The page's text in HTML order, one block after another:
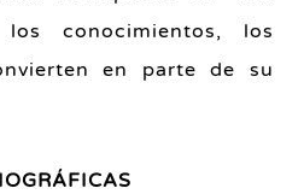
conocimientos, los
en parte de su